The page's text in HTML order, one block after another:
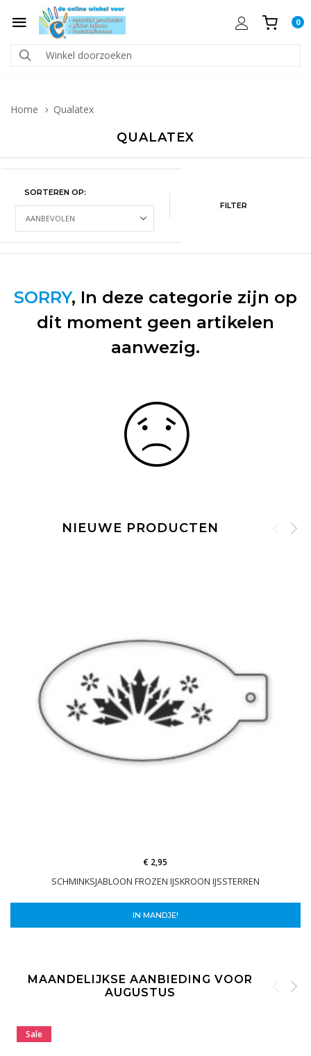
0
Home Qualatex
QUALATEX
SORTEREN OP:
FILTER
SORRY, In deze categorie zijn op
dit moment geen artikelen
aanwezig.
NIEUWE PRODUCTEN
SCHMINKSJABLOON FROZEN IJSKROON IJSSTERREN
€ 2,95
IN MANDJE!
MAANDELIJKSE AANBIEDING VOOR
AUGUSTUS
Sale